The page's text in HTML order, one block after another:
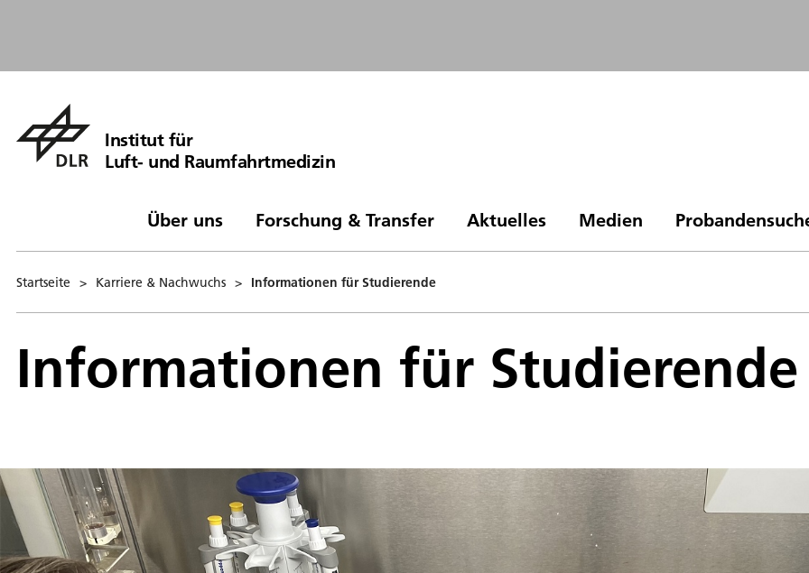
Institut für
Luft- und Raumfahrtmedizin
Über uns Forschung & Transfer Aktuelles Medien
Startseite > Karriere & Nachwuchs > Informationen für Studierende
Informationen für Studierende